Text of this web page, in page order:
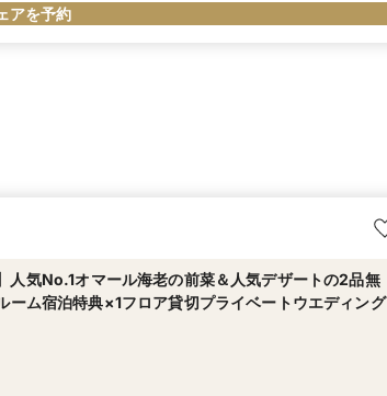
アを予約
人気No.1オマール海老の前菜＆人気デザートの2品無
ム宿泊特典×1フロア貸切プライベートウエディング